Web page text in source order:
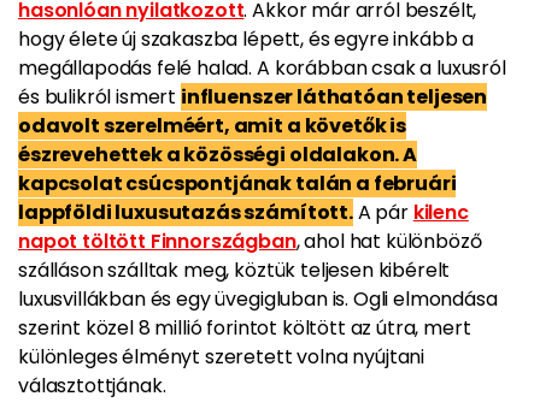
hasonlóan nyilatkozott. Akkor már arról beszélt,
hogy élete új szakaszba lépett, és egyre inkább a
megállapodás felé halad. A korábban csak a luxusról
és bulikról ismert influenszer láthatóan teljesen
odavolt szerelméért, amit a követők is
észrevehettek a közösségi oldalakon. A
kapcsolat csúcspontjának talán a februári
lappföldi luxusutazás számított.A pár kilenc
napot töltött Finnországban, ahol hat különböző
szálláson szálltak meg, köztük teljesen kibérelt
luxusvillákban és egy üvegigluban is. Ogli elmondása
szerint közel 8 millió forintot költött az útra, mert
különleges élményt szeretett volna nyújtani
választottjának.